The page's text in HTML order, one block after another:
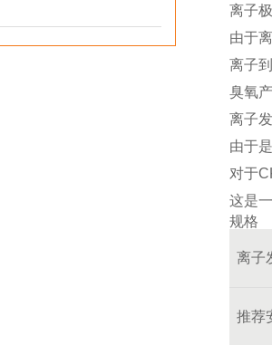
离子
由于
离子
臭氧
离子
由于
对于
这是
规格
离子
推荐